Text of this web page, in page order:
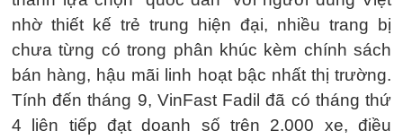
nhờ thiết kế trẻ trung hiện đại, nhiều trang bị
chưa từng có trong phân khúc kèm chính sách
bán hàng, hậu mãi linh hoạt bậc nhất thị trường.
Tính đến tháng 9, VinFast Fadil đã có tháng thứ
4 liên tiếp đạt doanh số trên 2.000 xe, điều